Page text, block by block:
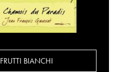
FRUTTI BIANCHI